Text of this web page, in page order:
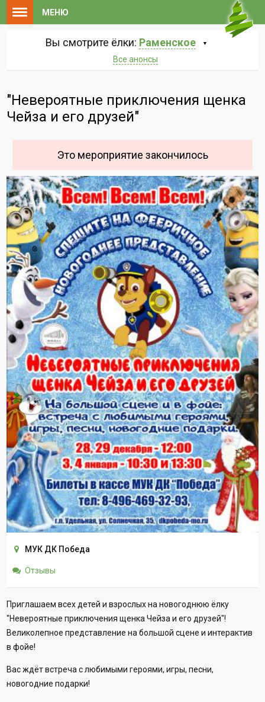
МЕНЮ
Вы смотрите ёлки: Раменское
Все анонсы
"Невероятные приключения щенка
Чейза и его друзей"
Это мероприятие закончилось
МУК ДК Победа
Отзывы
Приглашаем всех детей и взрослых на новогоднюю ёлку
"Невероятные приключения щенка Чейза и его друзей"!
Великолепное представление на большой сцене и интерактив
в фойе!
Вас ждёт встреча с любимыми героями, игры, песни,
новогодние подарки!